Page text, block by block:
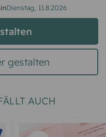
Dienstag, 11.8.2026
gestalten
AUCH